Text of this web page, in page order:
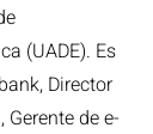
(UADE). Es
Director
de e-